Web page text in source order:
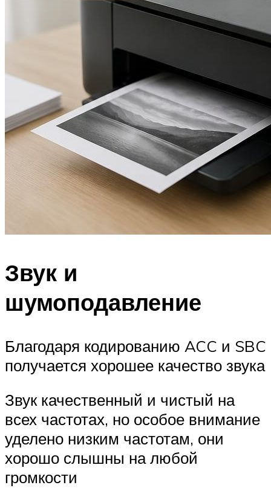
Звук и
шумоподавление
Благодаря кодированию ACC и SBC
получается хорошее качество звука
Звук качественный и чистый на
всех частотах, но особое внимание
уделено низким частотам, они
хорошо слышны на любой
громкости